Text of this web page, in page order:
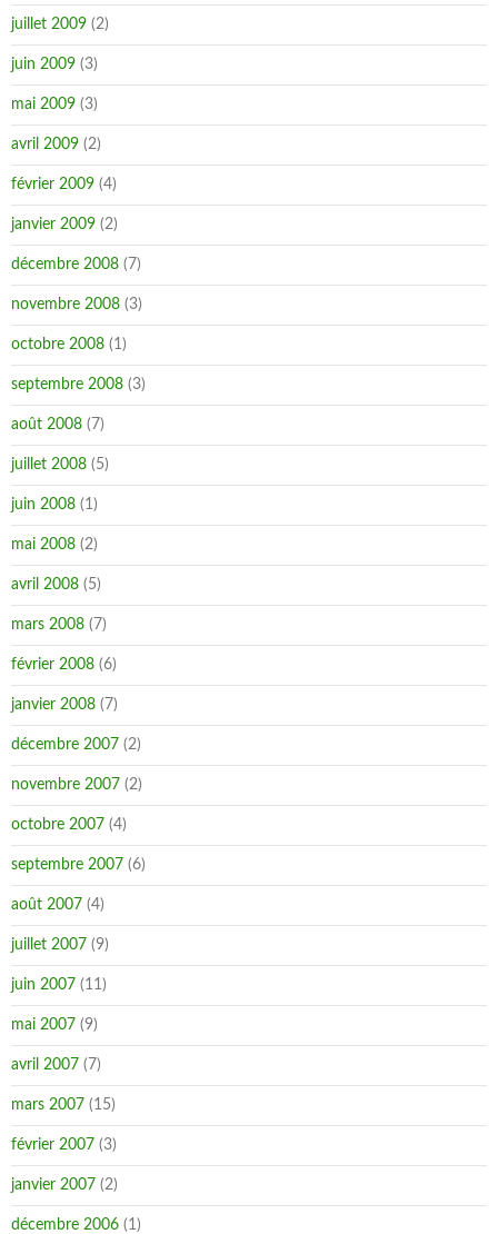
juillet 2009 (2)
juin 2009 (3)
mai 2009 (3)
avril 2009 (2)
février 2009 (4)
janvier 2009 (2)
décembre 2008 (7)
novembre 2008 (3)
octobre 2008 (1)
septembre 2008 (3)
août 2008 (7)
juillet 2008 (5)
juin 2008 (1)
mai 2008 (2)
avril 2008 (5)
mars 2008 (7)
février 2008 (6)
janvier 2008 (7)
décembre 2007 (2)
novembre 2007 (2)
octobre 2007 (4)
septembre 2007 (6)
août 2007 (4)
juillet 2007 (9)
juin 2007 (11)
mai 2007 (9)
avril 2007 (7)
mars 2007 (15)
février 2007 (3)
janvier 2007 (2)
décembre 2006 (1)